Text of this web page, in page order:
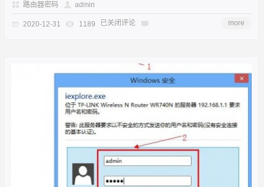
路由器密码 admin
2020-12-31 1189 已关闭评论 more